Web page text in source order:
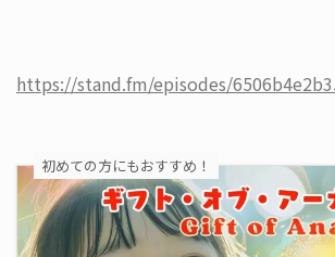
https://stand.fm/episodes/
初めての方にもおすすめ！